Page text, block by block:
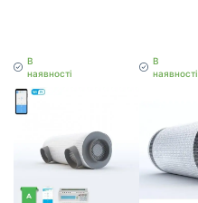
В
наявності
В
наявності